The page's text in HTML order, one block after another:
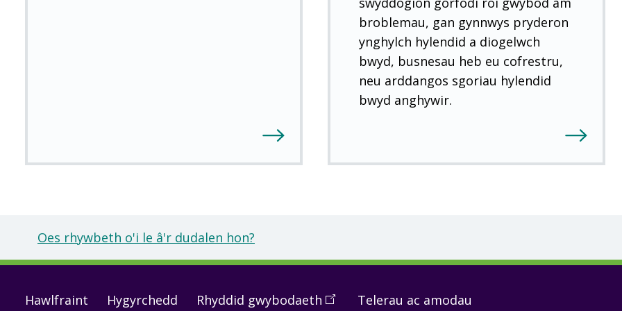
broblemau, gan gynnwys pryderon
ynghylch hylendid a diogelwch
bwyd, busnesau heb eu cofrestru,
neu arddangos sgoriau hylendid
bwyd anghywir.
Oes rhywbeth o'i le â'r dudalen hon?
Footer
Hawlfraint Hygyrchedd Rhyddid gwybodaeth (OpenTelerau ac amodau